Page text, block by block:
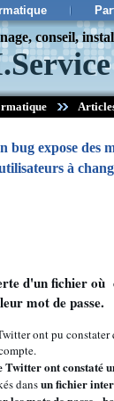
conseil,
bug expose des
à
d'un fichier où
mot de passe.
ont pu constater
Twitter ont constaté
dansun fichier